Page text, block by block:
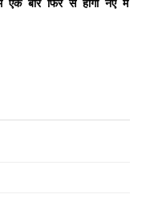
एक बार फिर से होगा नए में